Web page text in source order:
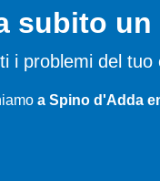
subito
i problemi del
a Spino d'Adda